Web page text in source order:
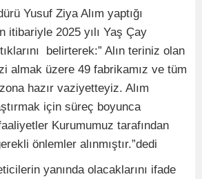
Yusuf Ziya Alım yaptığı
itibariyle 2025 yılı Yaş Çay
belirterek:” Alın teriniz olan
almak üzere 49 fabrikamız ve tüm
hazır vaziyetteyiz. Alım
için süreç boyunca
Kurumumuz tarafından
önlemler alınmıştır.”dedi
yanında olacaklarını ifade